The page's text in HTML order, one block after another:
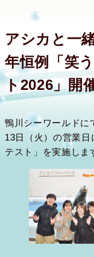
アシカと一
年恒例「笑
ト2026」開
鴨川シーワールドに
13日（火）の営業
テスト」を実施しま